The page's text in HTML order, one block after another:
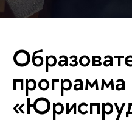
программа